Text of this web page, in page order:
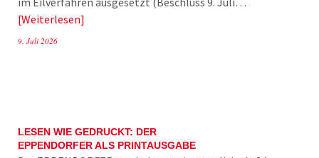
Weiterlesen
9. Juli 2026
LESEN WIE GEDRUCKT: DER
EPPENDORFER ALS PRINTAUSGABE